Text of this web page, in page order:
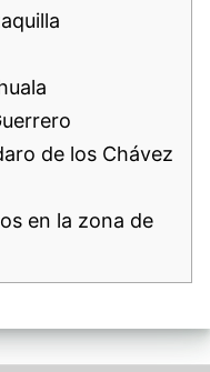
de los Chávez
en la zona de